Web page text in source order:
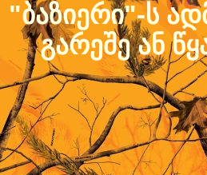
"ბაზიერი"-ს
გარეშე ან